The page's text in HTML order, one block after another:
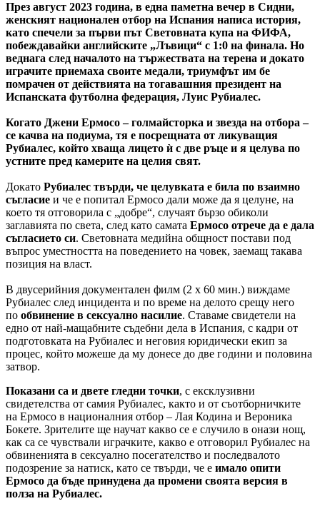
През август 2023 година, в една паметна вечер в Сидни,
женският национален отбор на Испания написа история,
като спечели за първи път Световната купа на ФИФА,
побеждавайки английските „Лъвици“ с 1:0 на финала. Но
веднага след началото на тържествата на терена и докато
играчите приемаха своите медали, триумфът им бе
помрачен от действията на тогавашния президент на
Испанската футболна федерация, Луис Рубиалес.
Когато Джени Ермосо – голмайсторка и звезда на отбора –
се качва на подиума, тя е посрещната от ликуващия
Рубиалес, който хваща лицето ѝ с две ръце и я целува по
устните пред камерите на целия свят.
Докато Рубиалес твърди, че целувката е била по взаимно
съгласие и че е попитал Ермосо дали може да я целуне, на
което тя отговорила с „добре“, случаят бързо обиколи
заглавията по света, след като самата Ермосо отрече да е дала
съгласието си. Световната медийна общност постави под
въпрос уместността на поведението на човек, заемащ такава
позиция на власт.
В двусерийния документален филм (2 x 60 мин.) виждаме
Рубиалес след инцидента и по време на делото срещу него
по обвинение в сексуално насилие. Ставаме свидетели на
едно от най-мащабните съдебни дела в Испания, с кадри от
подготовката на Рубиалес и неговия юридически екип за
процес, който можеше да му донесе до две години и половина
затвор.
Показани са и двете гледни точки, с ексклузивни
свидетелства от самия Рубиалес, както и от съотборничките
на Ермосо в националния отбор – Лая Кодина и Вероника
Бокете. Зрителите ще научат какво се е случило в онази нощ,
как са се чувствали играчките, какво е отговорил Рубиалес на
обвиненията в сексуално посегателство и последвалото
подозрение за натиск, като се твърди, че е имало опити
Ермосо да бъде принудена да промени своята версия в
полза на Рубиалес.